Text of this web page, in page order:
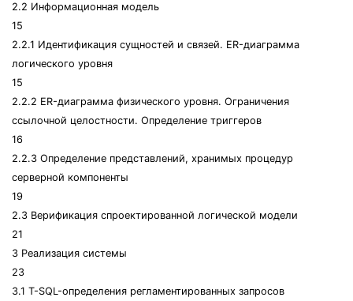
2.2 Информационная модель
15
2.2.1 Идентификация сущностей и связей. ER-диаграмма
логического уровня
15
2.2.2 ER-диаграмма физического уровня. Ограничения
ссылочной целостности. Определение триггеров
16
2.2.3 Определение представлений, хранимых процедур
серверной компоненты
19
2.3 Верификация спроектированной логической модели
21
3 Реализация системы
23
3.1 T-SQL-определения регламентированных запросов